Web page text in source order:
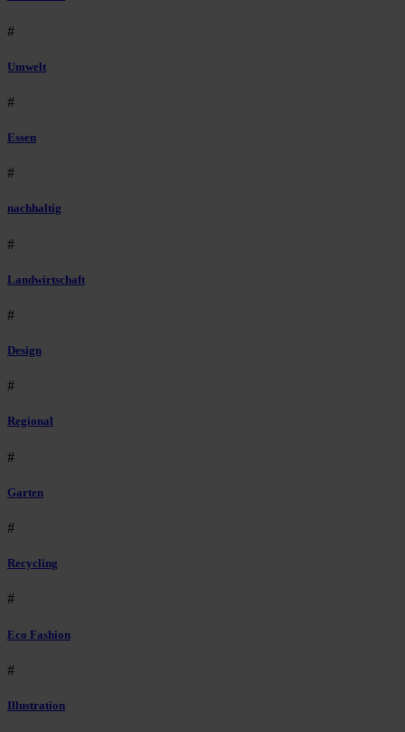
#
Umwelt
#
Essen
#
nachhaltig
#
Landwirtschaft
#
Design
#
Regional
#
Garten
#
Recycling
#
Eco Fashion
#
Illustration